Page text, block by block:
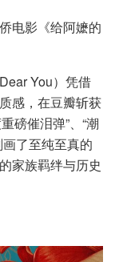
电影《给阿嬷的
You）凭借
感，在豆瓣斩获
磅催泪弹”、“潮
了至纯至真的
家族羁绊与历史